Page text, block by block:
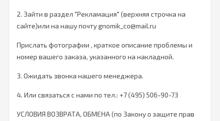
2. Зайти в раздел "Рекламация" (верхняя строчка на
сайте)или на нашу почту gnomik_co@mail.ru
Прислать фотографии , краткое описание проблемы и
номер вашего заказа, указанного на накладной.
3. Ожидать звонка нашего менеджера.
4. Или связаться с нами по тел.: +7 (495) 506-90-73
УСЛОВИЯ ВОЗВРАТА, ОБМЕНА (по Закону о защите прав